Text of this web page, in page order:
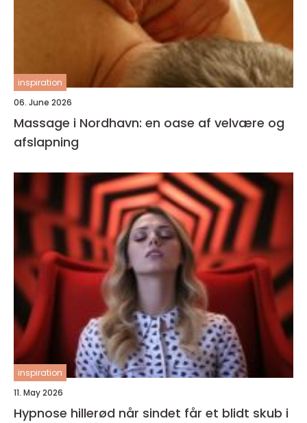
inspiration
06. June 2026
Massage i Nordhavn: en oase af velvære og
afslapning
inspiration
11. May 2026
Hypnose hillerød når sindet får et blidt skub i